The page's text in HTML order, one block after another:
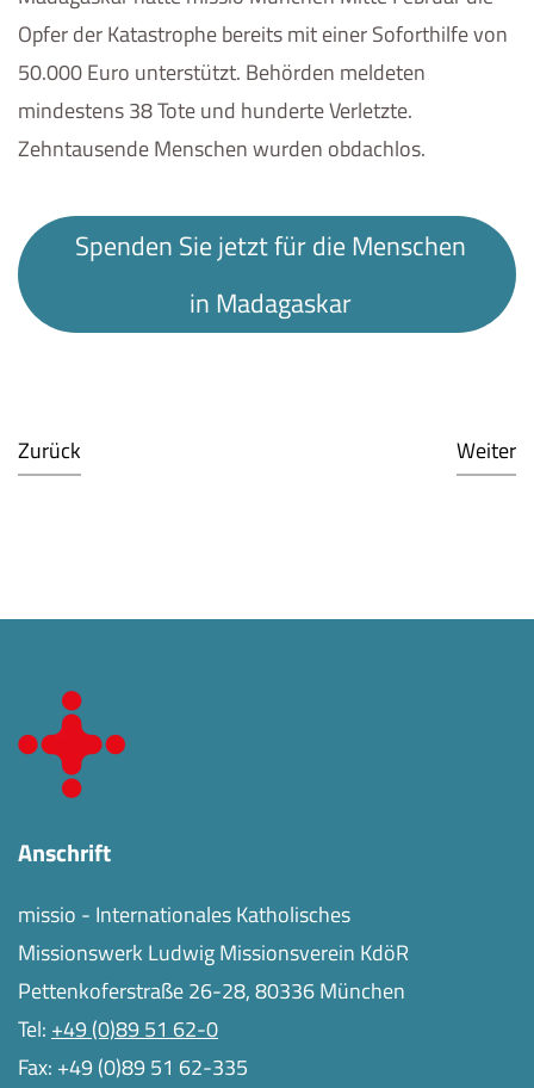
Opfer der Katastrophe bereits mit einer Soforthilfe von
50.000 Euro unterstützt. Behörden meldeten
mindestens 38 Tote und hunderte Verletzte.
Zehntausende Menschen wurden obdachlos.
Spenden Sie jetzt für die Menschen
in Madagaskar
Zurück Weiter
Anschrift
missio - Internationales Katholisches
Missionswerk Ludwig Missionsverein KdöR
Pettenkoferstraße 26-28, 80336 München
Tel: +49 (0)89 51 62-0
Fax: +49 (0)89 51 62-335